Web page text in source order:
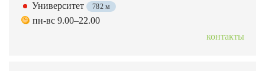
Университет
782 м
пн-вс 9.00–22.00
контакты